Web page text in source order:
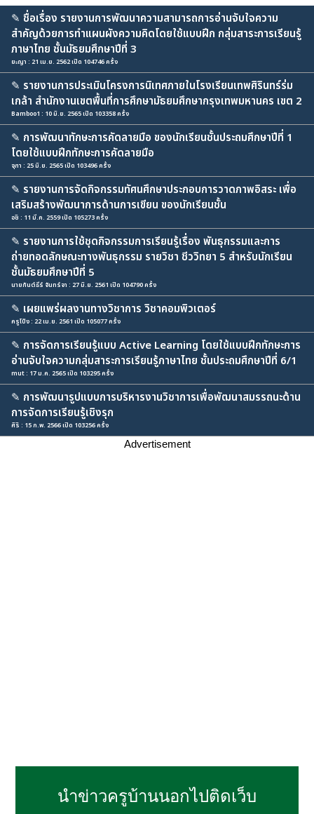
✎ ชื่อเรื่อง รายงานการพัฒนาความสามารถการอ่านจับใจความ
สำคัญด้วยการทำแผนผังความคิดโดยใช้แบบฝึก กลุ่มสาระการเรียนรู้
ภาษาไทย ชั้นมัธยมศึกษาปีที่ 3
ยะญา : 21 เม.ย. 2562 เปิด 104746 ครั้ง
✎ รายงานการประเมินโครงการนิเทศภายในโรงเรียนเทพศิรินทร์ร่ม
เกล้า สำนักงานเขตพื้นที่การศึกษามัธยมศึกษากรุงเทพมหานคร เขต 2
Bamboo1 : 10 มิ.ย. 2565 เปิด 103358 ครั้ง
✎ การพัฒนาทักษะการคัดลายมือ ของนักเรียนชั้นประถมศึกษาปีที่ 1
โดยใช้แบบฝึกทักษะการคัดลายมือ
จุฑา : 25 มิ.ย. 2565 เปิด 103496 ครั้ง
✎ รายงานการจัดกิจกรรมทัศนศึกษาประกอบการวาดภาพอิสระ เพื่อ
เสริมสร้างพัฒนาการด้านการเขียน ของนักเรียนชั้น
อชิ : 11 มี.ค. 2559 เปิด 105273 ครั้ง
✎ รายงานการใช้ชุดกิจกรรมการเรียนรู้เรื่อง พันธุกรรมและการ
ถ่ายทอดลักษณะทางพันธุกรรม รายวิชา ชีววิทยา 5 สำหรับนักเรียน
ชั้นมัธยมศึกษาปีที่ 5
นายกันต์ธีร์ จันทร์จา : 27 มิ.ย. 2561 เปิด 104790 ครั้ง
✎ เผยแพร่ผลงานทางวิชาการ วิชาคอมพิวเตอร์
ครูโป้ง : 22 เม.ย. 2561 เปิด 105077 ครั้ง
✎ การจัดการเรียนรู้แบบ Active Learning โดยใช้แบบฝึกทักษะการ
อ่านจับใจความกลุ่มสาระการเรียนรู้ภาษาไทย ชั้นประถมศึกษาปีที่ 6/1
mut : 17 ม.ค. 2565 เปิด 103295 ครั้ง
✎ การพัฒนารูปแบบการบริหารงานวิชาการเพื่อพัฒนาสมรรถนะด้าน
การจัดการเรียนรู้เชิงรุก
ศิริ : 15 ก.พ. 2566 เปิด 103256 ครั้ง
Advertisement
นำข่าวครูบ้านนอกไปติดเว็บ